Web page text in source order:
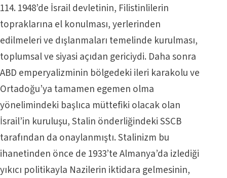
114. 1948’de İsrail devletinin, Filistinlilerin
topraklarına el konulması, yerlerinden
edilmeleri ve dışlanmaları temelinde kurulması,
toplumsal ve siyasi açıdan gericiydi. Daha sonra
ABD emperyalizminin bölgedeki ileri karakolu ve
Ortadoğu’ya tamamen egemen olma
yönelimindeki başlıca müttefiki olacak olan
İsrail’in kuruluşu, Stalin önderliğindeki SSCB
tarafından da onaylanmıştı. Stalinizm bu
ihanetinden önce de 1933’te Almanya’da izlediği
yıkıcı politikayla Nazilerin iktidara gelmesinin,